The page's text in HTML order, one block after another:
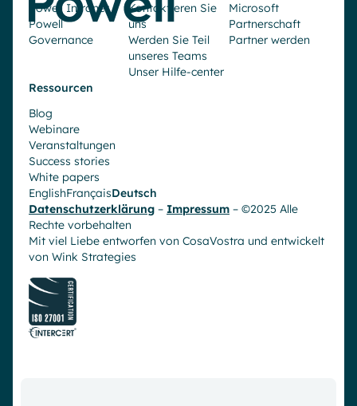
Powell Intranet
Powell
Governance
Kontaktieren Sie
uns
Werden Sie Teil
unseres Teams
Unser Hilfe-center
Microsoft
Partnerschaft
Partner werden
Ressourcen
Blog
Webinare
Veranstaltungen
Success stories
White papers
EnglishFrançaisDeutsch
Datenschutzerklärung – Impressum – ©2025 Alle
Rechte vorbehalten
Mit viel Liebe entworfen von CosaVostra und entwickelt
von Wink Strategies